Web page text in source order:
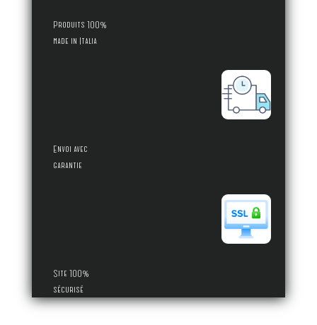
Produits 100%
made in Italia
Envoi avec
garantie
Site 100%
sécurisé